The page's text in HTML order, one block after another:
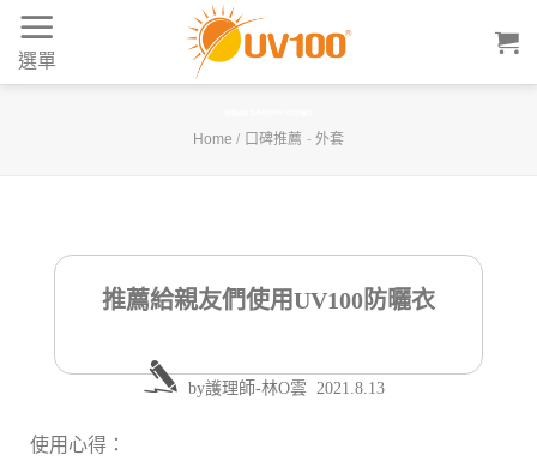
Skip
content
選單
Home / 口碑推薦 - 外套
推薦給親友們使用UV100防曬衣
by護理師-林O雲 2021.8.13
使用心得：